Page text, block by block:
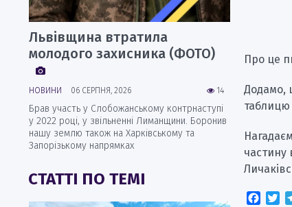
Про це
Додамо,
частину
Львівщина втратила
молодого захисника (ФОТО)
14
НОВИНИ 06 СЕРПНЯ, 2026
Брав участь у Слобожанському контрнаступі
у 2022 році, у звільненні Лиманщини. Боронив
нашу землю також на Харківському та
Запорізькому напрямках
СТАТТІ ПО ТЕМІ